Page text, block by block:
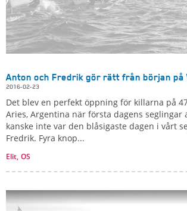
Anton och Fredrik gör rätt från början på
2016-02-23
Det blev en perfekt öppning för killarna på
Aries, Argentina när första dagens seglingar
kanske inte var den blåsigaste dagen i vårt
Fredrik. Fyra knop...
Elit, OS